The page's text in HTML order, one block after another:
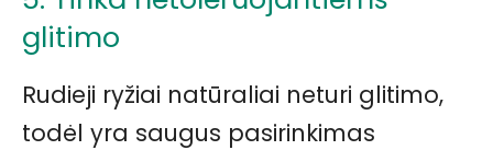
glitimo
Rudieji ryžiai natūraliai neturi glitimo,
todėl yra saugus pasirinkimas